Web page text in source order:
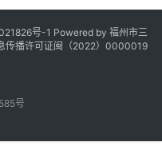
号-1 Powered by 福州市三
传播许可证闽（2022）0000019
号